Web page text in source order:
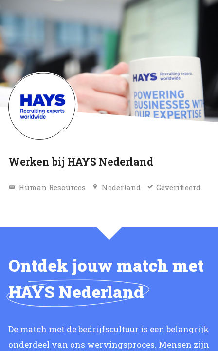
Werken bij HAYS Nederland
Human Resources Nederland Geverifieerd
Ontdek jouw match met
HAYS Nederland
De match met de bedrijfscultuur is een belangrijk
onderdeel van ons wervingsproces. Mensen zijn